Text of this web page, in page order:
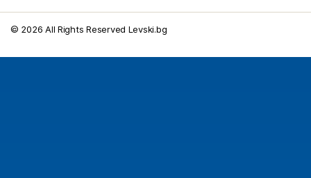
© 2026 All Rights Reserved Levski.bg